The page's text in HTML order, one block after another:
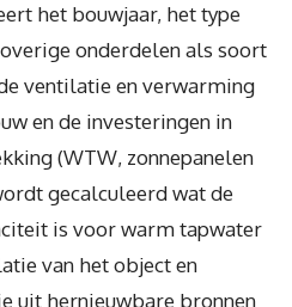
het bouwjaar, het type
onderdelen als soort
ventilatie en verwarming
en de investeringen in
(WTW, zonnepanelen
gecalculeerd wat de
is voor warm tapwater
van het object en
uit hernieuwbare bronnen